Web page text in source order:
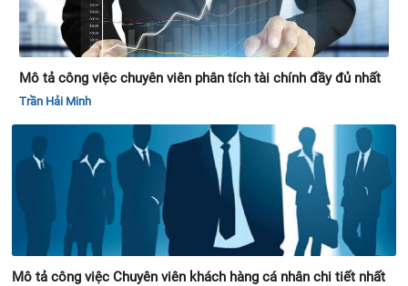
Mô tả công việc chuyên viên phân tích tài chính đầy đủ nhất
Trần Hải Minh
Mô tả công việc Chuyên viên khách hàng cá nhân chi tiết nhất